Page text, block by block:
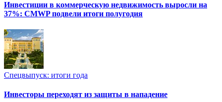
Инвестиции в коммерческую недвижимость выросли на
37%: CMWP подвели итоги полугодия
Спецвыпуск: итоги года
Инвесторы переходят из защиты в нападение